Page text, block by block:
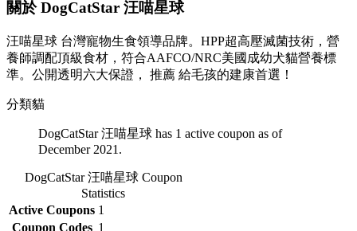
關於 DogCatStar 汪喵星球
汪喵星球 台灣寵物生食領導品牌。HPP超高壓滅菌技術，營
養師調配頂級食材，符合AAFCO/NRC美國成幼犬貓營養標
準。公開透明六大保證， 推薦 給毛孩的建康首選！
分類貓
DogCatStar 汪喵星球 has 1 active coupon as of
December 2021.
DogCatStar 汪喵星球Coupon
Statistics
Active Coupons 1
Coupon Codes 1